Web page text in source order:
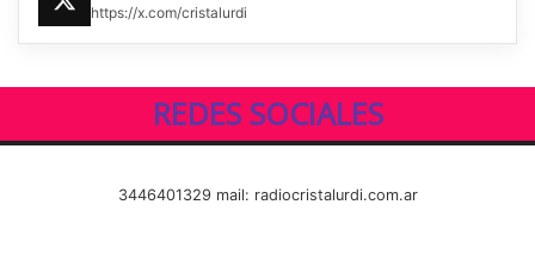
https://x.com/cristalurdi
REDES SOCIALES
3446401329 mail: radiocristalurdi.com.ar